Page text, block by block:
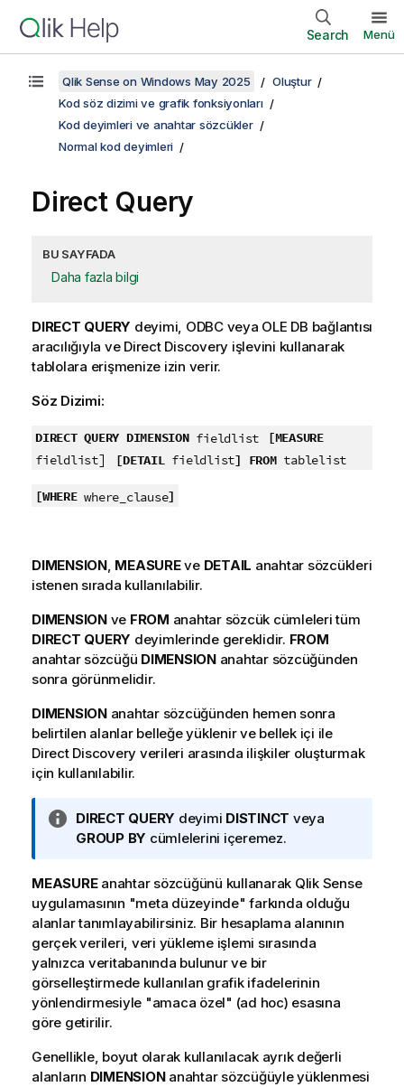
Search Menü
Qlik Sense on Windows May 2025
Oluştur
Kod söz dizimi ve grafik fonksiyonları
Kod deyimleri ve anahtar sözcükler
Normal kod deyimleri
Direct Query
BU SAYFADA
Daha fazla bilgi
DIRECT QUERY deyimi, ODBCveya OLE DB bağlantısı
aracılığıyla ve Direct Discovery işlevini kullanarak
tablolara erişmenize izin verir.
Söz Dizimi:
DIRECT QUERY DIMENSION fieldlist
[MEASURE
fieldlist] [DETAIL fieldlist] FROM tablelist
[WHEREwhere_clause]
DIMENSION, MEASUREve DETAIL anahtar sözcükleri
istenen sırada kullanılabilir.
DIMENSIONve FROM anahtar sözcük cümleleri tüm
DIRECT QUERY deyimlerinde gereklidir. FROM
anahtar sözcüğü DIMENSIONanahtar sözcüğünden
sonra görünmelidir.
DIMENSIONanahtar sözcüğünden hemen sonra
belirtilen alanlar belleğe yüklenir ve bellek içi ile
Direct Discovery verileri arasında ilişkiler oluşturmak
için kullanılabilir.
B
i
g
i
n
o
t
u
DIRECT QUERY deyimi DISTINCT veya
GROUP BY cümlelerini içeremez.
MEASUREanahtar sözcüğünü kullanarak Qlik Sense
uygulamasının "meta düzeyinde" farkında olduğu
alanlar tanımlayabilirsiniz. Bir hesaplama alanının
gerçek verileri, veri yükleme işlemi sırasında
yalnızca veritabanında bulunur ve bir
görselleştirmede kullanılan grafik ifadelerinin
yönlendirmesiyle "amaca özel" (ad hoc) esasına
göre getirilir.
Genellikle, boyut olarak kullanılacak ayrık değerli
alanların DIMENSIONanahtar sözcüğüyle yüklenmesi